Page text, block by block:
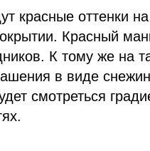
красные оттенки на
Красный
К тому же на
в виде
смотреться